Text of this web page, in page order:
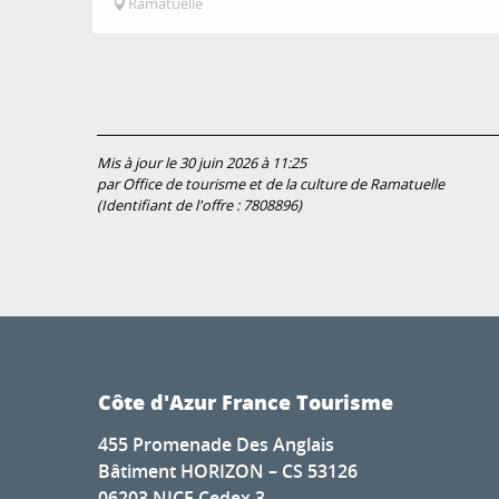
Ramatuelle
Mis à jour le 30 juin 2026 à 11:25
par Office de tourisme et de la culture de Ramatuelle
(Identifiant de l'offre : 7808896)
Côte d'Azur France Tourisme
455 Promenade Des Anglais
Bâtiment HORIZON – CS 53126